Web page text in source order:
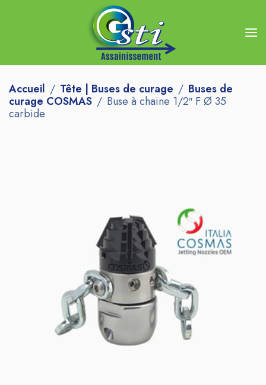
Accueil Tête | Buses de curage
Buses de
curage COSMAS
Buse à chaine 1/2″ F Ø 35
carbide